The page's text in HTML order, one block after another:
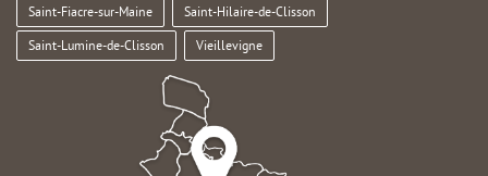
Saint-Fiacre-sur-Maine Saint-Hilaire-de-Clisson
Saint-Lumine-de-Clisson Vieillevigne